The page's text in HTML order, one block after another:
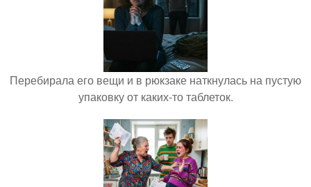
Перебирала его вещи и в рюкзаке наткнулась на пустую
упаковку от каких-то таблеток.